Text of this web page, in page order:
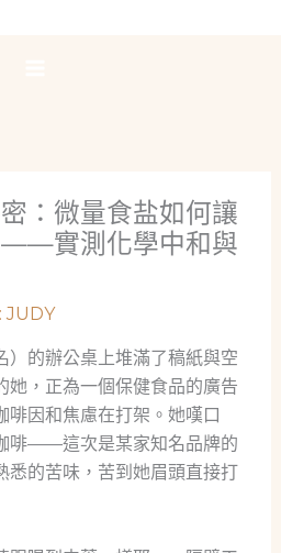
：微量食盐如何讓
——實測化學中和與
JUDY
）的辦公桌上堆滿了稿紙與空
她，正為一個保健食品的廣告
啡因和焦慮在打架。她嘆口
啡——這次是某家知名品牌的
悉的苦味，苦到她眉頭直接打